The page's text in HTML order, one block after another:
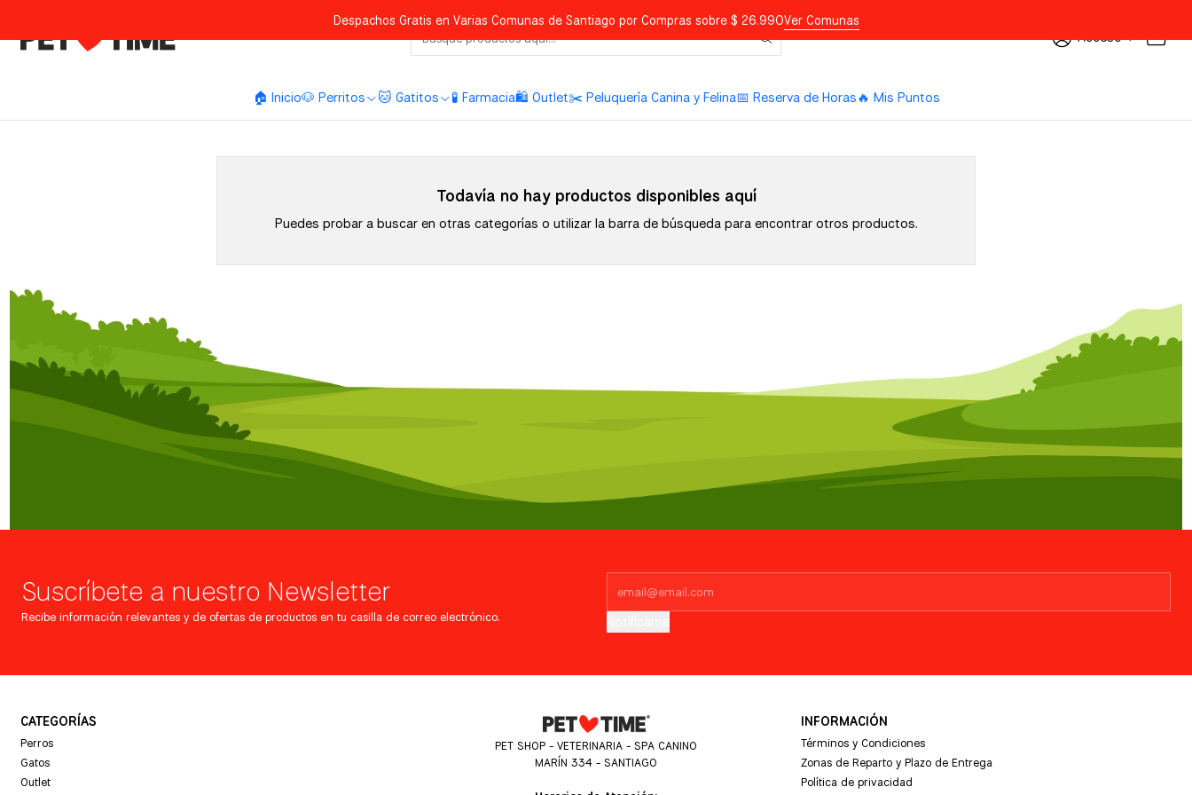
Acceso
🏠 Inicio🐶 Perritos 🐱 Gatitos 🧪 Farmacia🛍️ Outlet✂️ Peluquería Canina y Felina📅 Reserva de Horas🔥 Mis Puntos
Despachos Gratis en Varias Comunas de Santiago por Compras sobre $ 26.990Ver Comunas
Todavía no hay productos disponibles aquí
Puedes probar a buscar en otras categorías o utilizar la barra de búsqueda para encontrar otros productos.
Suscríbete a nuestro Newsletter
Recibe información relevantes y de ofertas de productos en tu casilla de correo electrónico.
CATEGORÍAS
Perros
Gatos
Outlet
PET SHOP - VETERINARIA - SPA CANINO
MARÍN 334 - SANTIAGO
INFORMACIÓN
Términos y Condiciones
Zonas de Reparto y Plazo de Entrega
Política de privacidad